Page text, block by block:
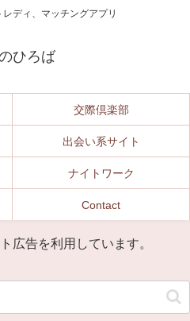
ディ、マッチングアプリ
ひろば
交際倶楽部
出会い系サイト
ナイトワーク
Contact
広告を利用しています。